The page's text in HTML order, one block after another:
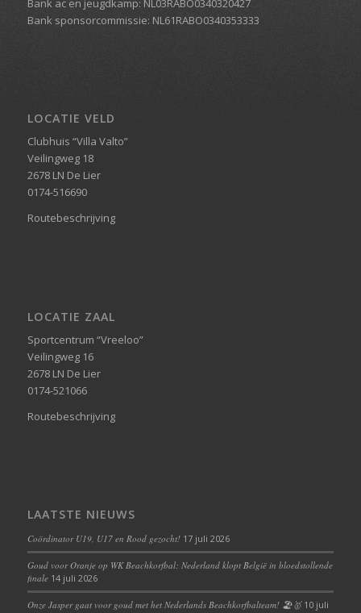
Bank ac en jeugdkamp: NL03RABO0340320427
Bank sponsorcommissie: NL61RABO0340353333
LOCATIE VELD
Clubhuis “Villa Valto”
Veilingweg 18
2678 LN De Lier
0174-516690
Routebeschrijving
LOCATIE ZAAL
Sportcentrum “Vreeloo”
Veilingweg 16
2678 LN De Lier
0174-521066
Routebeschrijving
LAATSTE NIEUWS
Coördinator U19, U17 en Rood gezocht! 17 juli 2026
Goud voor Oranje op WK Beachkorfbal: Nederland klopt België in bloedstollende
finale 14 juli 2026
Onze Jasper gaat voor goud met het Nederlands Beachkorfbalteam! 🏖️🥇 10 juli